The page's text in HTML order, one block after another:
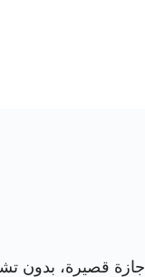
قصيرة،